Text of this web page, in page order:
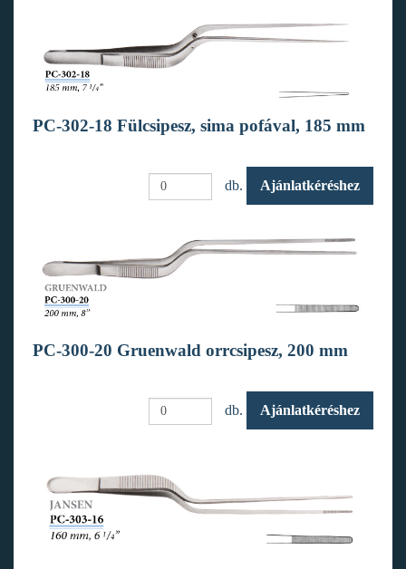
PC-302-18 Fülcsipesz, sima pofával, 185 mm
db. Ajánlatkéréshez
PC-300-20 Gruenwald orrcsipesz, 200 mm
db. Ajánlatkéréshez